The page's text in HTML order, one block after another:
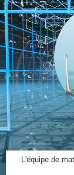
L'équipe de